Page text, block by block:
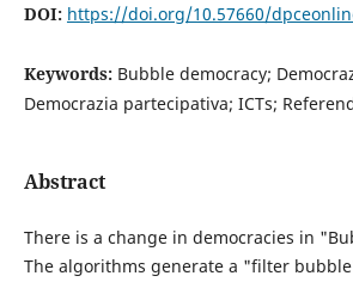
DOI: https://doi.org/10.57660/
Keywords: Bubble democracy;
Democrazia partecipativa; ICTs;
Abstract
There is a change in democracies in
The algorithms generate a "filter